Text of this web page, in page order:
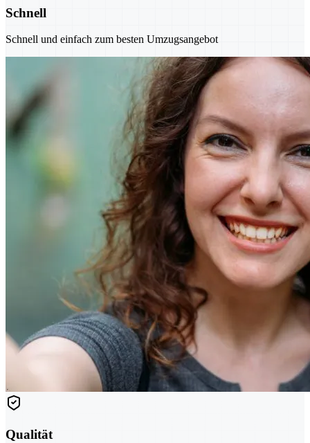
Schnell
Schnell und einfach zum besten Umzugsangebot
Qualität